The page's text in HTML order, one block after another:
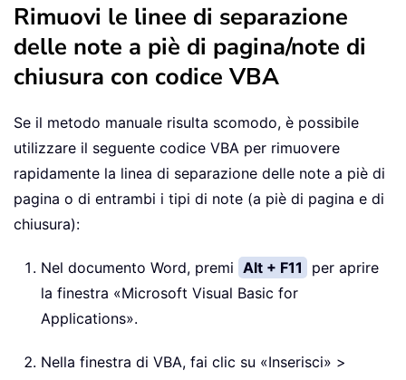
Rimuovi le linee di separazione
delle note a piè di pagina/note di
chiusura con codice VBA
Se il metodo manuale risulta scomodo, è possibile
utilizzare il seguente codice VBA per rimuovere
rapidamente la linea di separazione delle note a piè di
pagina o di entrambi i tipi di note (a piè di pagina e di
chiusura):
Nel documento Word, premi Alt + F11
per aprire
la finestra «Microsoft Visual Basic for
Applications».
Nella finestra di VBA, fai clic su «Inserisci» >